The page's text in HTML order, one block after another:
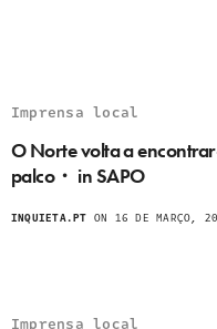
Imprensa local
O Norte volta a
palco・ in SAPO
INQUIETA.PT ON 16 DE MARÇO,
Imprensa local